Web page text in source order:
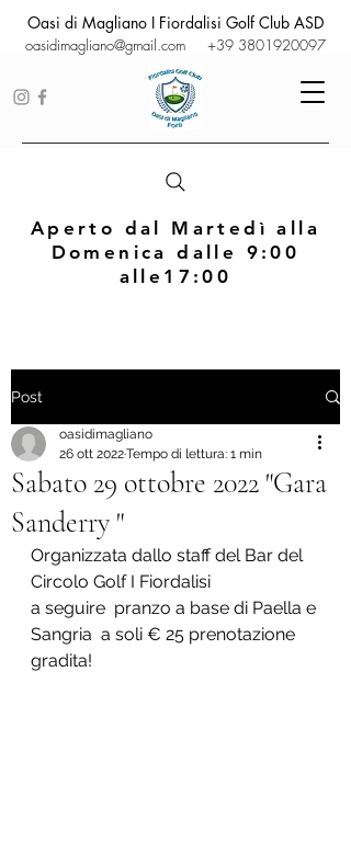
oasidimagliano@gmail.com +39 3801920097
Oasi di Magliano I Fiordalisi Golf Club ASD
Aperto dal Martedì alla
Domenica dalle 9:00
alle17:00
Post
Sabato 29 ottobre 2022 "Gara
Sanderry "
oasidimagliano
26 ott 2022Tempo di lettura: 1 min
Organizzata dallo staff del Bar del
Circolo Golf I Fiordalisi
a seguire  pranzo a base di Paella e
Sangria  a soli € 25 prenotazione
gradita!